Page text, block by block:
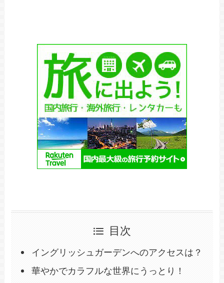
目次
イングリッシュガーデンへのアクセスは？
華やかでカラフルな世界にうっとり！